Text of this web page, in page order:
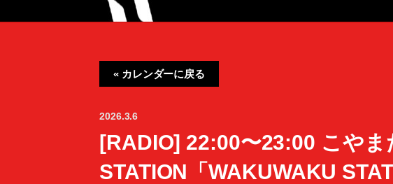
« カレンダーに戻る
2026.3.6
[RADIO] 22:00〜23:00 こや
STATION「WAKUWAKU